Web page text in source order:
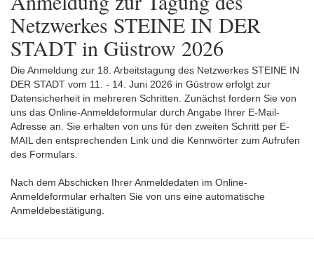
Netzwerkes STEINE IN DER
STADT in Güstrow 2026
Die Anmeldung zur 18. Arbeitstagung des Netzwerkes STEINE IN
DER STADT vom 11. - 14. Juni 2026 in Güstrow erfolgt zur
Datensicherheit in mehreren Schritten. Zunächst fordern Sie von
uns das Online-Anmeldeformular durch Angabe Ihrer E-Mail-
Adresse an. Sie erhalten von uns für den zweiten Schritt per E-
MAIL den entsprechenden Link und die Kennwörter zum Aufrufen
des Formulars.
Nach dem Abschicken Ihrer Anmeldedaten im Online-
Anmeldeformular erhalten Sie von uns eine automatische
Anmeldebestätigung.